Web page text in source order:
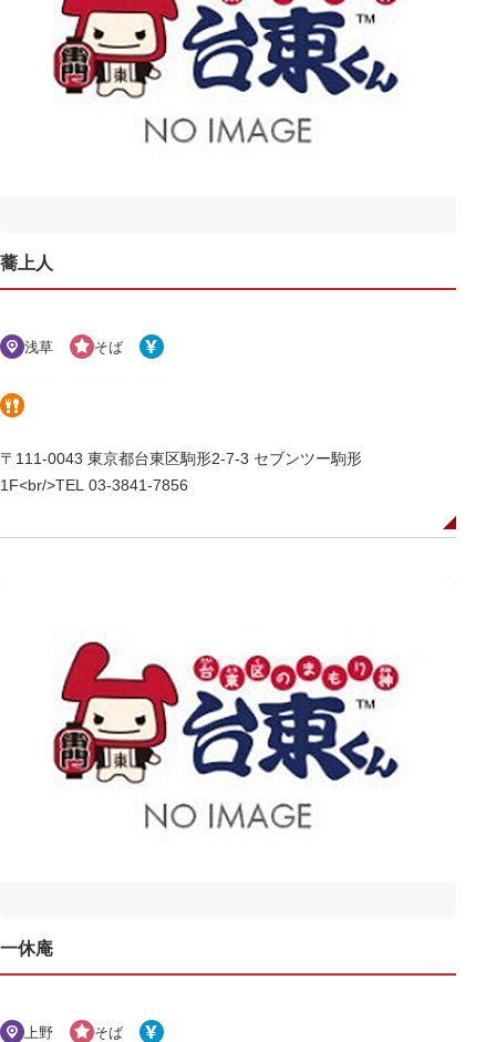
蕎上人
浅草 そば
〒111-0043 東京都台東区駒形2-7-3 セブンツー駒形
1F<br/>TEL 03-3841-7856
一休庵
上野 そば